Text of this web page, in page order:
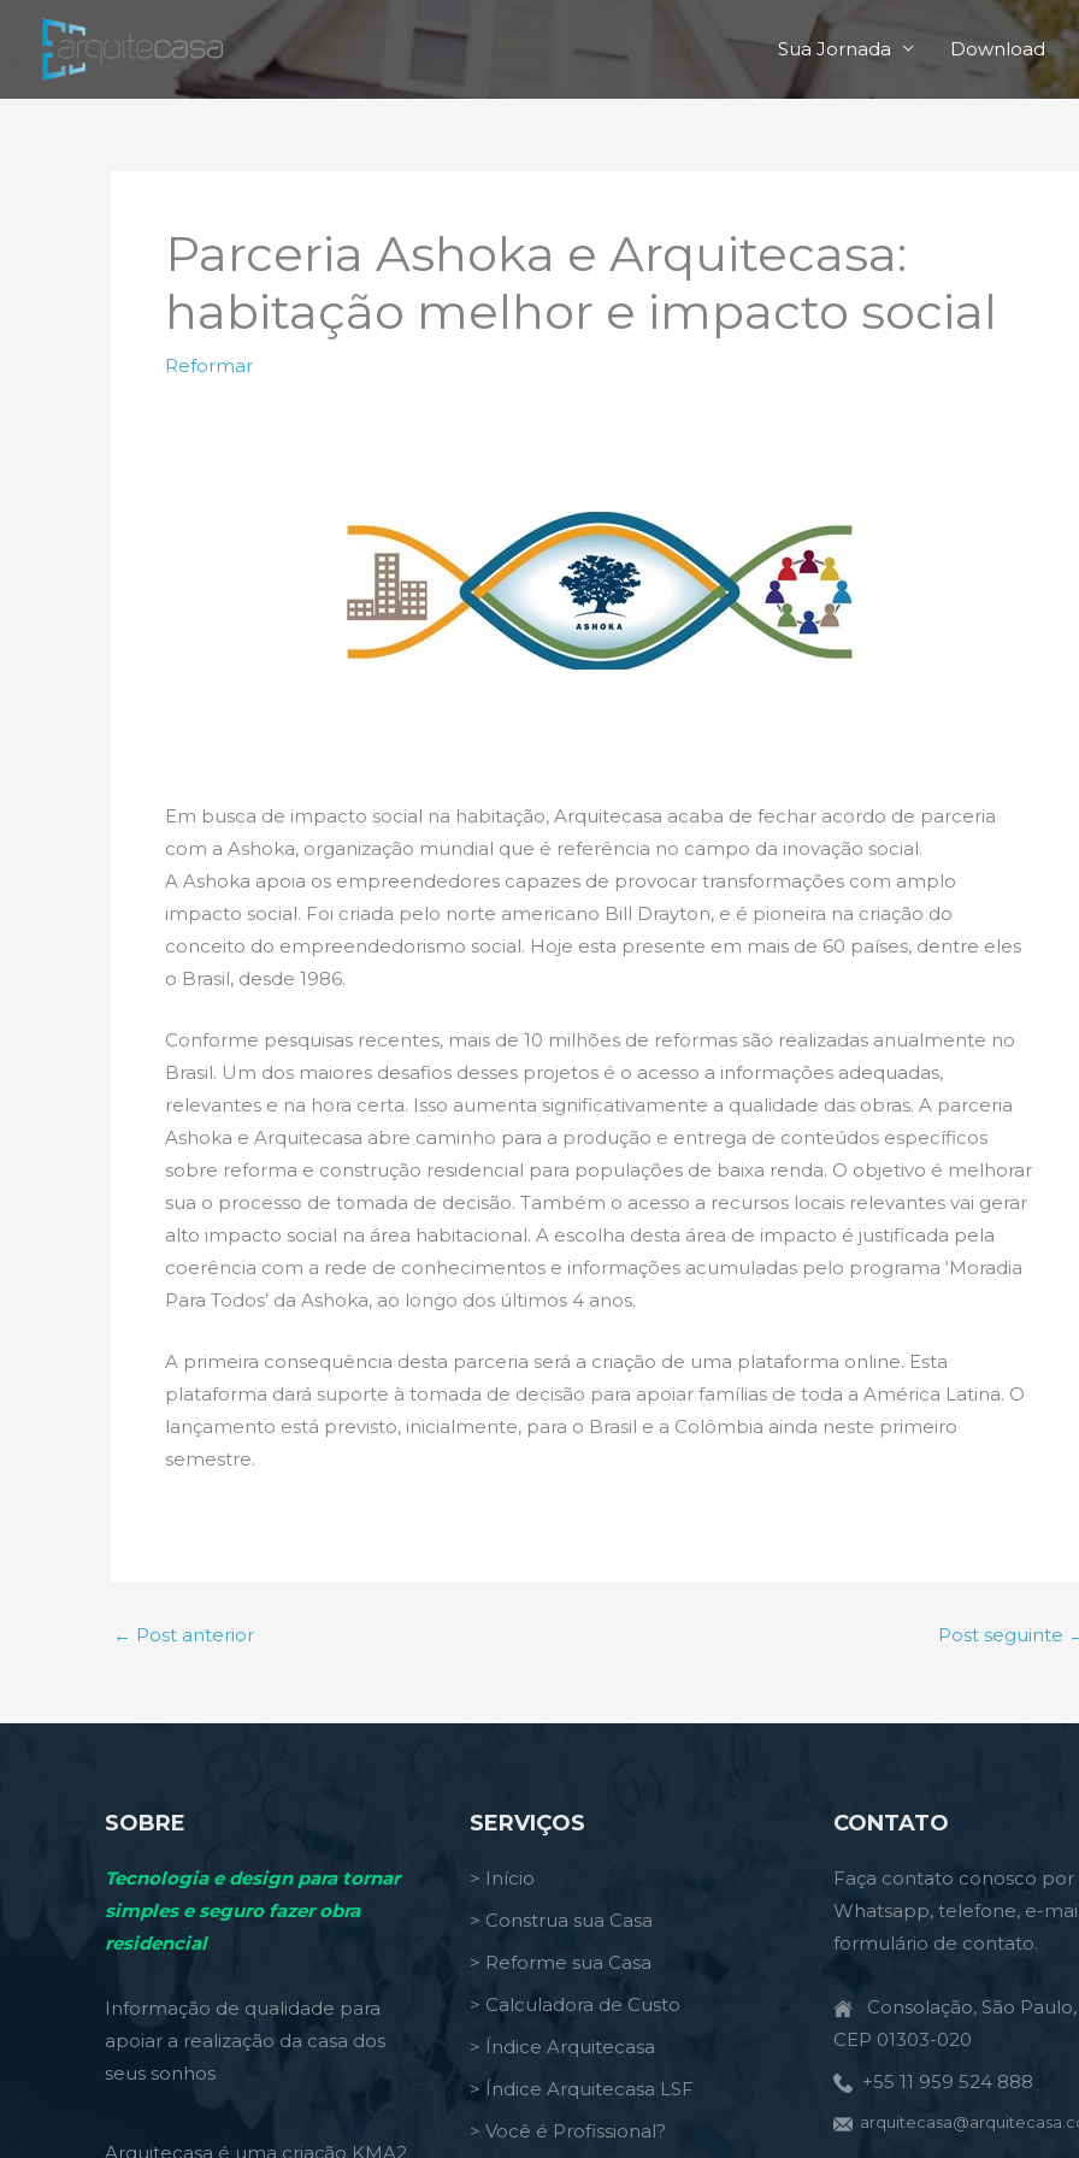
Sua Jornada Download
Parceria Ashoka e Arquitecasa:
habitação melhor e impacto social
Reformar
Em busca de impacto social na habitação, Arquitecasa acaba de fechar acordo de parceria
com a Ashoka, organização mundial que é referência no campo da inovação social.
A Ashoka apoia os empreendedores capazes de provocar transformações com amplo
impacto social. Foi criada pelo norte americano Bill Drayton, e é pioneira na criação do
conceito do empreendedorismo social. Hoje esta presente em mais de 60 países, dentre eles
o Brasil, desde 1986.
Conforme pesquisas recentes, mais de 10 milhões de reformas são realizadas anualmente no
Brasil. Um dos maiores desafios desses projetos é o acesso a informações adequadas,
relevantes e na hora certa. Isso aumenta significativamente a qualidade das obras. A parceria
Ashoka e Arquitecasa abre caminho para a produção e entrega de conteúdos específicos
sobre reforma e construção residencial para populações de baixa renda. O objetivo é melhorar
sua o processo de tomada de decisão. Também o acesso a recursos locais relevantes vai gerar
alto impacto social na área habitacional. A escolha desta área de impacto é justificada pela
coerência com a rede de conhecimentos e informações acumuladas pelo programa ‘Moradia
Para Todos’ da Ashoka, ao longo dos últimos 4 anos.
A primeira consequência desta parceria será a criação de uma plataforma online. Esta
plataforma dará suporte à tomada de decisão para apoiar famílias de toda a América Latina. O
lançamento está previsto, inicialmente, para o Brasil e a Colômbia ainda neste primeiro
semestre.
← Post anterior Post seguinte
SOBRE
Tecnologia e design para tornar
simples e seguro fazer obra
residencial
Informação de qualidade para
apoiar a realização da casa dos
seus sonhos
Arquitecasa é uma criação KMA2
SERVIÇOS
> Início
> Construa sua Casa
> Reforme sua Casa
> Calculadora de Custo
> Índice Arquitecasa
> Índice Arquitecasa LSF
> Você é Profissional?
CONTATO
Faça contato conosco por
Whatsapp, telefone, e-
formulário de contato.
Consolação, São Paulo,
CEP 01303-020
+55 11 959 524 888